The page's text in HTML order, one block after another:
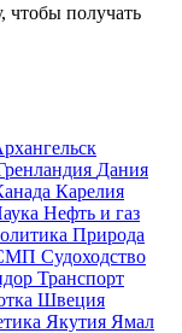
чтобы получать
Дания
Карелия
Нефть и газ
Природа
Судоходство
Транспорт
Швеция
Якутия Ямал